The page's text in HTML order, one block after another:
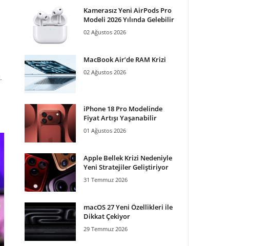
Kamerasız Yeni AirPods Pro
Modeli 2026 Yılında Gelebilir
02 Ağustos 2026
MacBook Air’de RAM Krizi
02 Ağustos 2026
iPhone 18 Pro Modelinde
Fiyat Artışı Yaşanabilir
01 Ağustos 2026
Apple Bellek Krizi Nedeniyle
Yeni Stratejiler Geliştiriyor
31 Temmuz 2026
macOS 27 Yeni Özellikleri ile
Dikkat Çekiyor
29 Temmuz 2026